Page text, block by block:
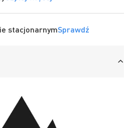
stacjonarnymSprawdź